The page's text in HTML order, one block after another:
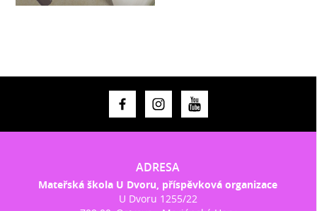
ADRESA
Mateřská škola U Dvoru, příspěvková organizace
U Dvoru 1255/22